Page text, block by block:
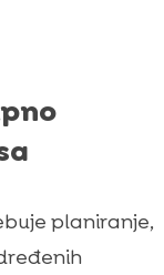
planiranje,